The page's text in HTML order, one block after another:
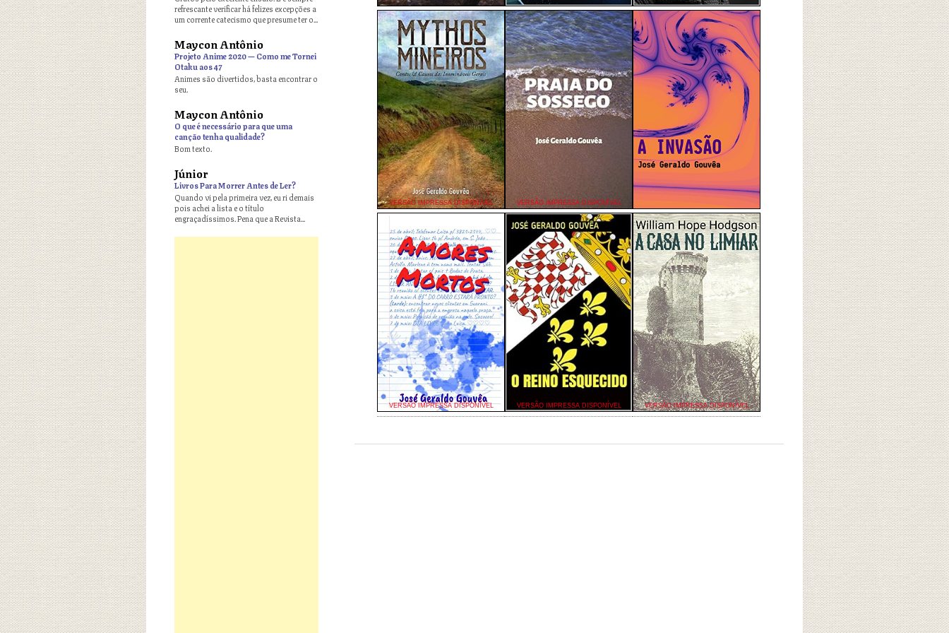
refrescante verificar há felizes excepções a
um corrente catecismo que presume ter o...
Maycon Antônio
Projeto Anime 2020 — Como me Tornei
Otaku aos 47
Animes são divertidos, basta encontrar o
seu.
Maycon Antônio
O que é necessário para que uma
canção tenha qualidade?
Bom texto.
Júnior
Livros Para Morrer Antes de Ler?
Quando vi pela primeira vez, eu ri demais
pois achei a lista e o título
engraçadíssimos. Pena que a Revista...